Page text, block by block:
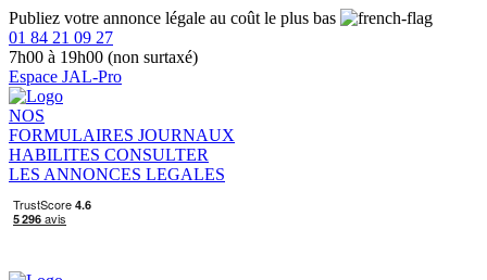
Publiez votre annonce légale au coût le plus bas
01 84 21 09 27
7h00 à 19h00 (non surtaxé)
Espace JAL-Pro
NOS
FORMULAIRES JOURNAUX
HABILITES CONSULTER
LES ANNONCES LEGALES